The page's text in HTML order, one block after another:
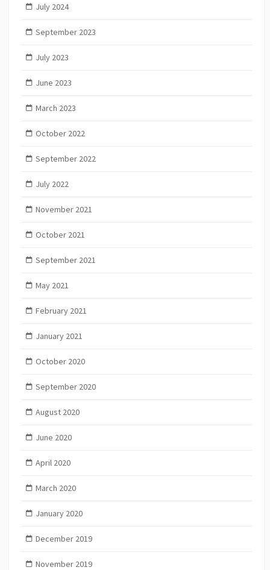
July 2024
September 2023
July 2023
June 2023
March 2023
October 2022
September 2022
July 2022
November 2021
October 2021
September 2021
May 2021
February 2021
January 2021
October 2020
September 2020
August 2020
June 2020
April 2020
March 2020
January 2020
December 2019
November 2019